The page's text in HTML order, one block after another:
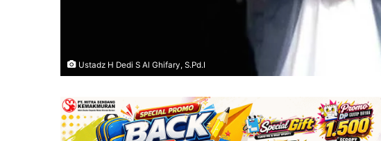
Ustadz H Dedi S Al Ghifary, S.Pd.I